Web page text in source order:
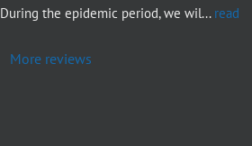
During the epidemic period, we wil... read
More reviews